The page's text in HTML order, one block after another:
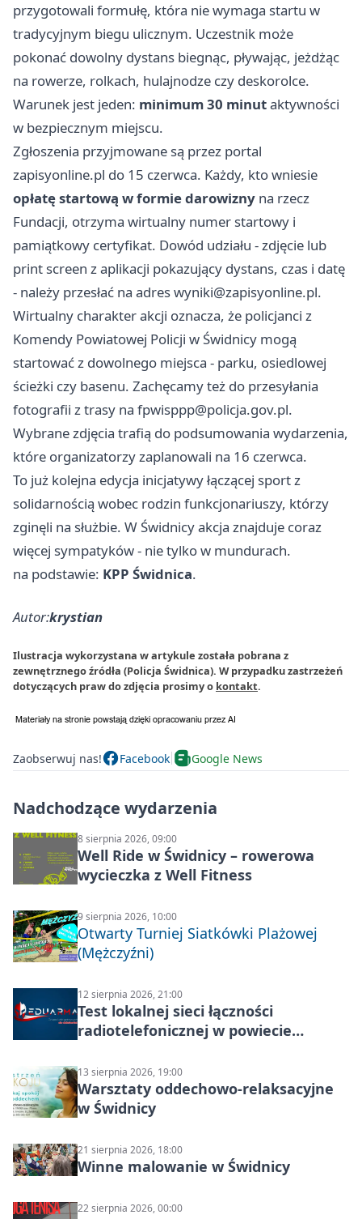
przygotowali formułę, która nie wymaga startu w
tradycyjnym biegu ulicznym. Uczestnik może
pokonać dowolny dystans biegnąc, pływając, jeżdżąc
na rowerze, rolkach, hulajnodze czy deskorolce.
Warunek jest jeden: minimum 30 minutaktywności
w bezpiecznym miejscu.
Zgłoszenia przyjmowane są przez portal
zapisyonline.pl do 15 czerwca. Każdy, kto wniesie
opłatę startową w formie darowizny na rzecz
Fundacji, otrzyma wirtualny numer startowy i
pamiątkowy certyfikat. Dowód udziału - zdjęcie lub
print screen z aplikacji pokazujący dystans, czas i datę
- należy przesłać na adreswyniki@zapisyonline.pl.
Wirtualny charakter akcji oznacza, że policjanci z
Komendy Powiatowej Policji w Świdnicy mogą
startować z dowolnego miejsca - parku, osiedlowej
ścieżki czy basenu. Zachęcamy też do przesyłania
fotografii z trasy na fpwisppp@policja.gov.pl.
Wybrane zdjęcia trafią do podsumowania wydarzenia,
które organizatorzy zaplanowali na 16 czerwca.
To już kolejna edycja inicjatywy łączącej sport z
solidarnością wobec rodzin funkcjonariuszy, którzy
zginęli na służbie. W Świdnicy akcja znajduje coraz
więcej sympatyków - nie tylko w mundurach.
na podstawie: KPP Świdnica.
Autor:krystian
Ilustracja wykorzystana w artykule została pobrana z
zewnętrznego źródła (Policja Świdnica). W przypadku zastrzeżeń
dotyczących praw do zdjęcia prosimy o kontakt.
Zaobserwuj nas! Facebook Google News
Nadchodzące wydarzenia
8 sierpnia 2026, 09:00
Well Ride w Świdnicy – rowerowa
wycieczka z Well Fitness
9 sierpnia 2026, 10:00
Otwarty Turniej Siatkówki Plażowej
(Mężczyźni)
12 sierpnia 2026, 21:00
Test lokalnej sieci łączności
radiotelefonicznej w powiecie
13 sierpnia 2026, 19:00
Warsztaty oddechowo-relaksacyjne
w Świdnicy
21 sierpnia 2026, 18:00
Winne malowanie w Świdnicy
22 sierpnia 2026, 00:00